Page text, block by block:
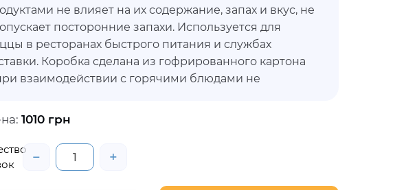
не влияет на их содержание, запах и вкус, не
посторонние запахи. Используется для
в ресторанах быстрого питания и службах
Коробка сделана из гофрированного картона
взаимодействии с горячими блюдами не
не утратить внешнюю привлекательность,
свежесть и свойства.
1010 грн
− +